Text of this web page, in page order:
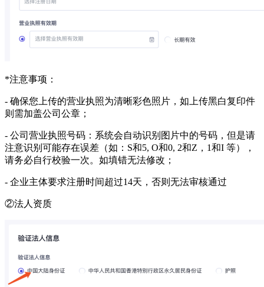
*注意事项：
- 确保您上传的营业执照为清晰彩色照片，如上传黑白复印件
则需加盖公司公章；
- 公司营业执照号码：系统会自动识别图片中的号码，但是请
注意识别可能存在误差（如： S和5, O和0, 2和Z，1和I 等），
请务必自行校验一次。如填错无法修改；
- 企业主体要求注册时间超过14天，否则无法审核通过
②法人资质